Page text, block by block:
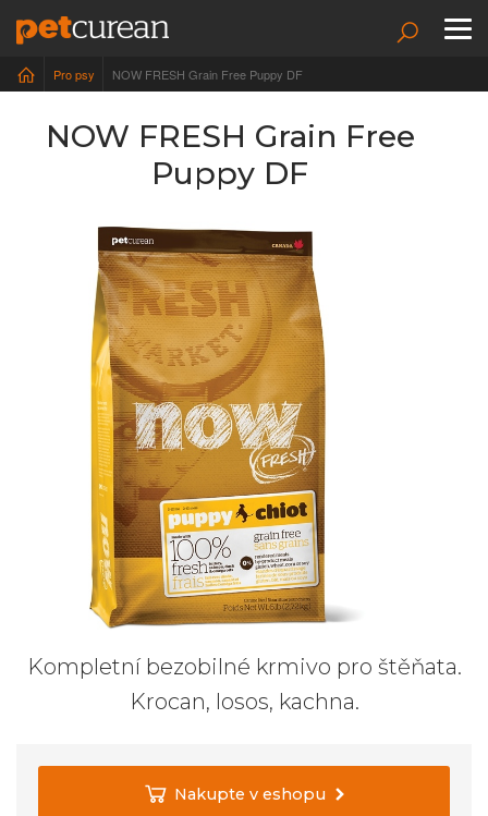
Pro psy NOW FRESH Grain Free Puppy DF
NOW FRESH Grain Free
Puppy DF
Kompletní bezobilné krmivo pro štěňata.
Krocan, losos, kachna.
Nakupte v eshopu